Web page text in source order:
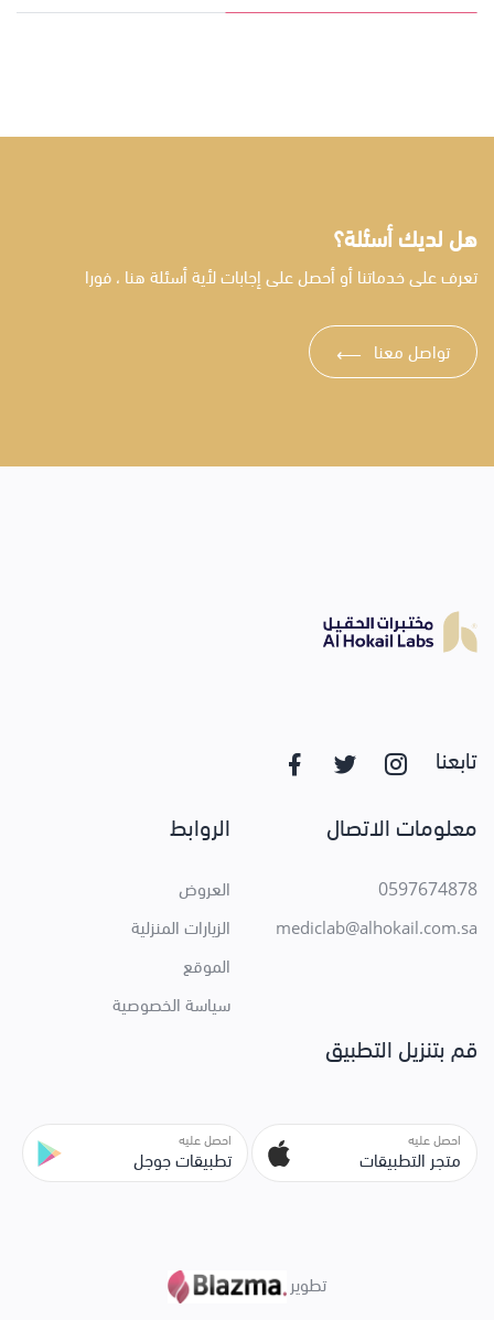
هل لديك أسئلة؟
تعرف على خدماتنا أو أحصل على إجابات لأية أسئلة هنا ، فورا
تواصل معنا ⟶
تابعنا
معلومات الاتصال
0597674878
mediclab@alhokail.com.sa
الروابط
العروض
الزيارات المنزلية
الموقع
سياسة الخصوصية
قم بتنزيل التطبيق
احصل عليه
متجر التطبيقات
احصل عليه
تطبيقات جوجل
تطوير